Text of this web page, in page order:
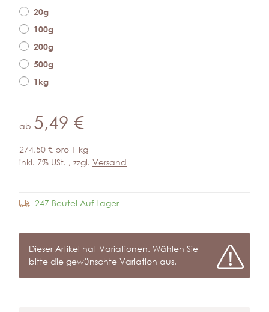
20g
100g
200g
500g
1kg
ab 5,49 €
274,50 € pro 1 kg
inkl. 7% USt. , zzgl. Versand
247 Beutel Auf Lager
x
Dieser Artikel hat Variationen. Wählen Sie
bitte die gewünschte Variation aus.